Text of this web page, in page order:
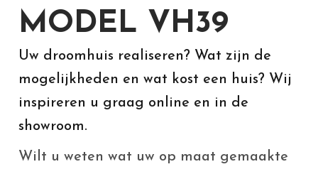
MODEL VH39
Uw droomhuis realiseren? Wat zijn de
mogelijkheden en wat kost een huis? Wij
inspireren u graag online en in de
showroom.
Wilt u weten wat uw op maat gemaakte